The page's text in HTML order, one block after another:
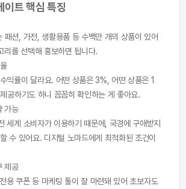
이트 핵심 특징
패션, 가전, 생활용품 등 수백만 개의 상품이 있어
리를 선택해 홍보하면 됩니다.
익률이 달라요. 어떤 상품은 3%, 어떤 상품은 1
공하기도 하니 꼼꼼히 확인하는 게 좋아요.
가능
세계 소비자가 이용하기 때문에, 국경에 구애받지
수 있어요. 디지털 노마드에게 최적화된 조건이
제공
용 쿠폰 등 마케팅 툴이 잘 마련돼 있어 초보자도